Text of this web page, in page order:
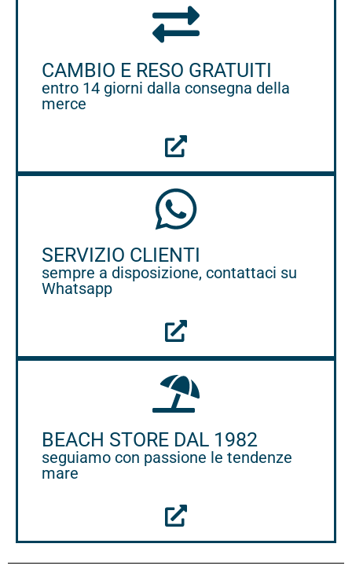
CAMBIO E RESO GRATUITI
entro 14 giorni dalla consegna della
merce
SERVIZIO CLIENTI
sempre a disposizione, contattaci su
Whatsapp
BEACH STORE DAL 1982
seguiamo con passione le tendenze
mare